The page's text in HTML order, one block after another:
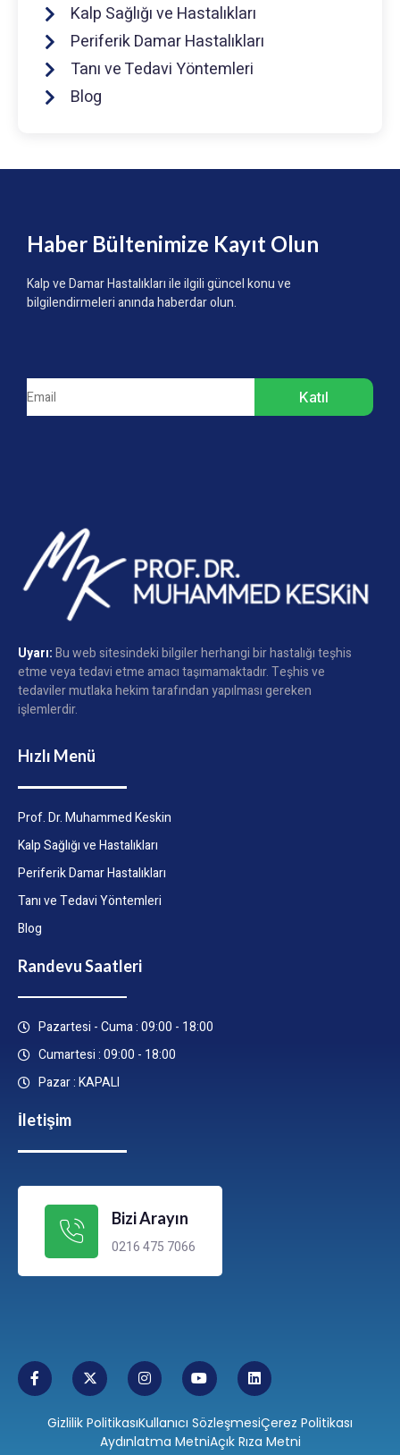
Kalp Sağlığı ve Hastalıkları
Periferik Damar Hastalıkları
Tanı ve Tedavi Yöntemleri
Blog
Haber Bültenimize Kayıt Olun
Kalp ve Damar Hastalıkları ile ilgili güncel konu ve
bilgilendirmeleri anında haberdar olun.
Katıl
Uyarı:Bu web sitesindeki bilgiler herhangi bir hastalığı teşhis
etme veya tedavi etme amacı taşımamaktadır. Teşhis ve
tedaviler mutlaka hekim tarafından yapılması gereken
işlemlerdir.
Hızlı Menü
Prof. Dr. Muhammed Keskin
Kalp Sağlığı ve Hastalıkları
Periferik Damar Hastalıkları
Tanı ve Tedavi Yöntemleri
Blog
Randevu Saatleri
Pazartesi - Cuma : 09:00 - 18:00
Cumartesi : 09:00 - 18:00
Pazar : KAPALI
İletişim
Bizi Arayın
0216 475 7066
Gizlilik PolitikasıKullanıcı SözleşmesiÇerez Politikası
Aydınlatma MetniAçık Rıza Metni